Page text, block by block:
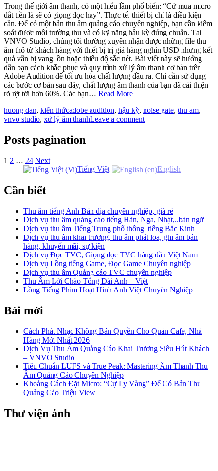
Trong thế giới âm thanh, có một hiểu lầm phổ biến: “Cứ mua micro
đắt tiền là sẽ có giọng đọc hay”. Thực tế, thiết bị chỉ là điều kiện
cần. Để có một bản thu âm quảng cáo chuyên nghiệp, bạn cần kiểm
soát được môi trường thu và có kỹ năng hậu kỳ đúng chuẩn. Tại
VNVO Studio, chúng tôi thường xuyên nhận được những file thu
âm thô từ khách hàng với thiết bị trị giá hàng nghìn USD nhưng kết
quả vẫn bị vang, ồn hoặc thiếu độ sắc nét. Bài viết này sẽ hướng
dẫn bạn cách khắc phục và quy trình xử lý âm thanh cơ bản trên
Adobe Audition để tối ưu hóa chất lượng đầu ra. Chỉ cần sử dụng
các bước cơ bản sau đây, chất lượng âm thanh của bạn đã cải thiện
rõ rệt tới hơn 60%. Các bạn… Read More
huong dan, kiến thứcadobe audition, hậu kỳ, noise gate, thu am,
vnvo studio, xử lý âm thanhLeave a comment
Posts pagination
1 2 … 24 Next
Tiếng Việt
English
Cần biết
Thu âm tiếng Anh Bản địa chuyên nghiệp, giá rẻ
Dịch vụ thu âm quảng cáo tiếng Hàn, Nga, Nhật,..bản ngữ
Dịch vụ thu âm Tiếng Trung phổ thông, tiếng Bắc Kinh
Dịch vụ thu âm khai trương, thu âm phát loa, ghi âm bán
hàng, khuyến mãi, sự kiện
Dịch vụ Đọc TVC, Giọng đọc TVC hàng đầu Việt Nam
Dịch vụ Lồng tiếng Game, Đọc Game Chuyên nghiệp
Dịch vụ thu âm Quảng cáo TVC chuyên nghiệp
Thu Âm Lời Chào Tổng Đài Anh – Việt
Lồng Tiếng Phim Hoạt Hình Anh Việt Chuyên Nghiệp
Bài mới
Cách Phát Nhạc Không Bản Quyền Cho Quán Cafe, Nhà
Hàng Mới Nhất 2026
Dịch Vụ Thu Âm Quảng Cáo Khai Trương Siêu Hút Khách
– VNVO Studio
Tiêu Chuẩn LUFS và True Peak: Mastering Âm Thanh Thu
Âm Quảng Cáo Chuyên Nghiệp
Khoảng Cách Đặt Micro: “Cự Ly Vàng” Để Có Bản Thu
Quảng Cáo Triệu View
Thư viện ảnh